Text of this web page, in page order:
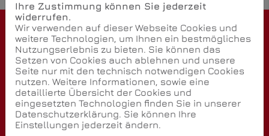
Kontakt
HEID Heizungs- und Sanitärtechnik GmbH
Hohe Straße 20
68526 Ladenburg
Telefonisch erreichbar unter:
0620392630
Ihre Zustimmung können Sie jederzeit
widerrufen.
Wir verwenden auf dieser Webseite Cookies und
weitere Technologien, um Ihnen ein bestmögliches
Nutzungserlebnis zu bieten. Sie können das
Setzen von Cookies auch ablehnen und unsere
Seite nur mit den technisch notwendigen Cookies
nutzen. Weitere Informationen, sowie eine
detaillierte Übersicht der Cookies und
eingesetzten Technologien finden Sie in unserer
Datenschutzerklärung. Sie können Ihre
Einstellungen jederzeit ändern.